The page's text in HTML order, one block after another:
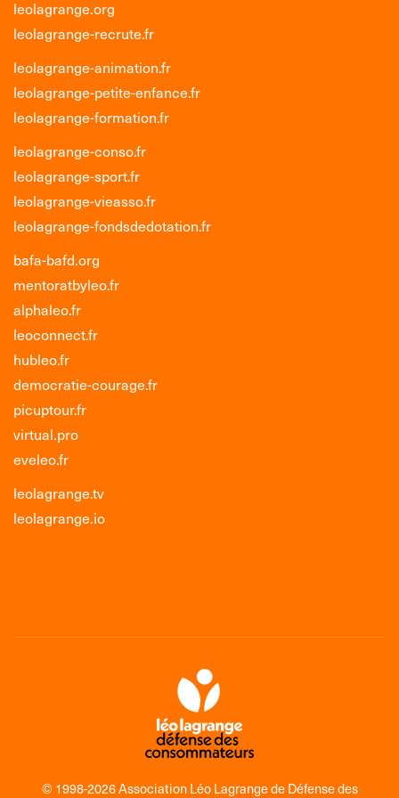
leolagrange.org
leolagrange-recrute.fr
leolagrange-animation.fr
leolagrange-petite-enfance.fr
leolagrange-formation.fr
leolagrange-conso.fr
leolagrange-sport.fr
leolagrange-vieasso.fr
leolagrange-fondsdedotation.fr
bafa-bafd.org
mentoratbyleo.fr
alphaleo.fr
leoconnect.fr
hubleo.fr
democratie-courage.fr
picuptour.fr
virtual.pro
eveleo.fr
leolagrange.tv
leolagrange.io
© 1998-2026 Association Léo Lagrange de Défense des